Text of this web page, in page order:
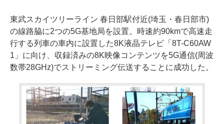
東武スカイツリーライン 春日部駅付近(埼玉・春日部市)
の線路脇に2つの5G基地局を設置。時速約90kmで高速走
行する列車の車内に設置した8K液晶テレビ「8T-C60AW
1」に向け、収録済みの8K映像コンテンツを5G通信(周波
数帯28GHz)でストリーミング伝送することに成功した。